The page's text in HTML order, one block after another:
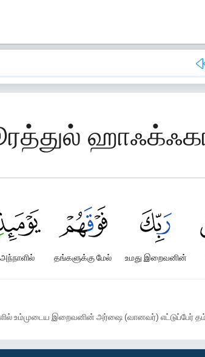
உமது இறைவனின்
தங்களுக்கு மேல்
அந்நாளில்
உம்முடைய இறைவனின் அர்ஷை (வானவர்) எட்டுப்பேர் தம்